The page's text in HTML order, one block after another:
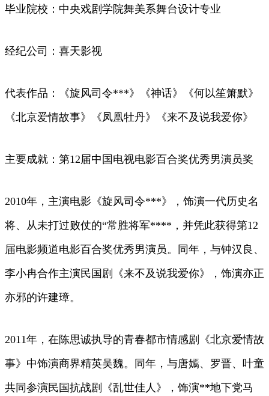
毕业院校：中央戏剧学院舞美系舞台设计专业
经纪公司：喜天影视
代表作品：《旋风司令***》《神话》《何以笙箫默》
《北京爱情故事》《凤凰牡丹》《来不及说我爱你》
主要成就：第12届中国电视电影百合奖优秀男演员奖
2010年，主演电影《旋风司令***》，饰演一代历史名
将、从未打过败仗的“常胜将军****，并凭此获得第12
届电影频道电影百合奖优秀男演员。同年，与钟汉良、
李小冉合作主演民国剧《来不及说我爱你》，饰演亦正
亦邪的许建璋。
2011年，在陈思诚执导的青春都市情感剧《北京爱情故
事》中饰演商界精英吴魏。同年，与唐嫣、罗晋、叶童
共同参演民国抗战剧《乱世佳人》，饰演**地下党马